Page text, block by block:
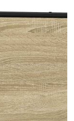
за да
опора:
решетъчна
матрак.
не е включен
от матраци.
за